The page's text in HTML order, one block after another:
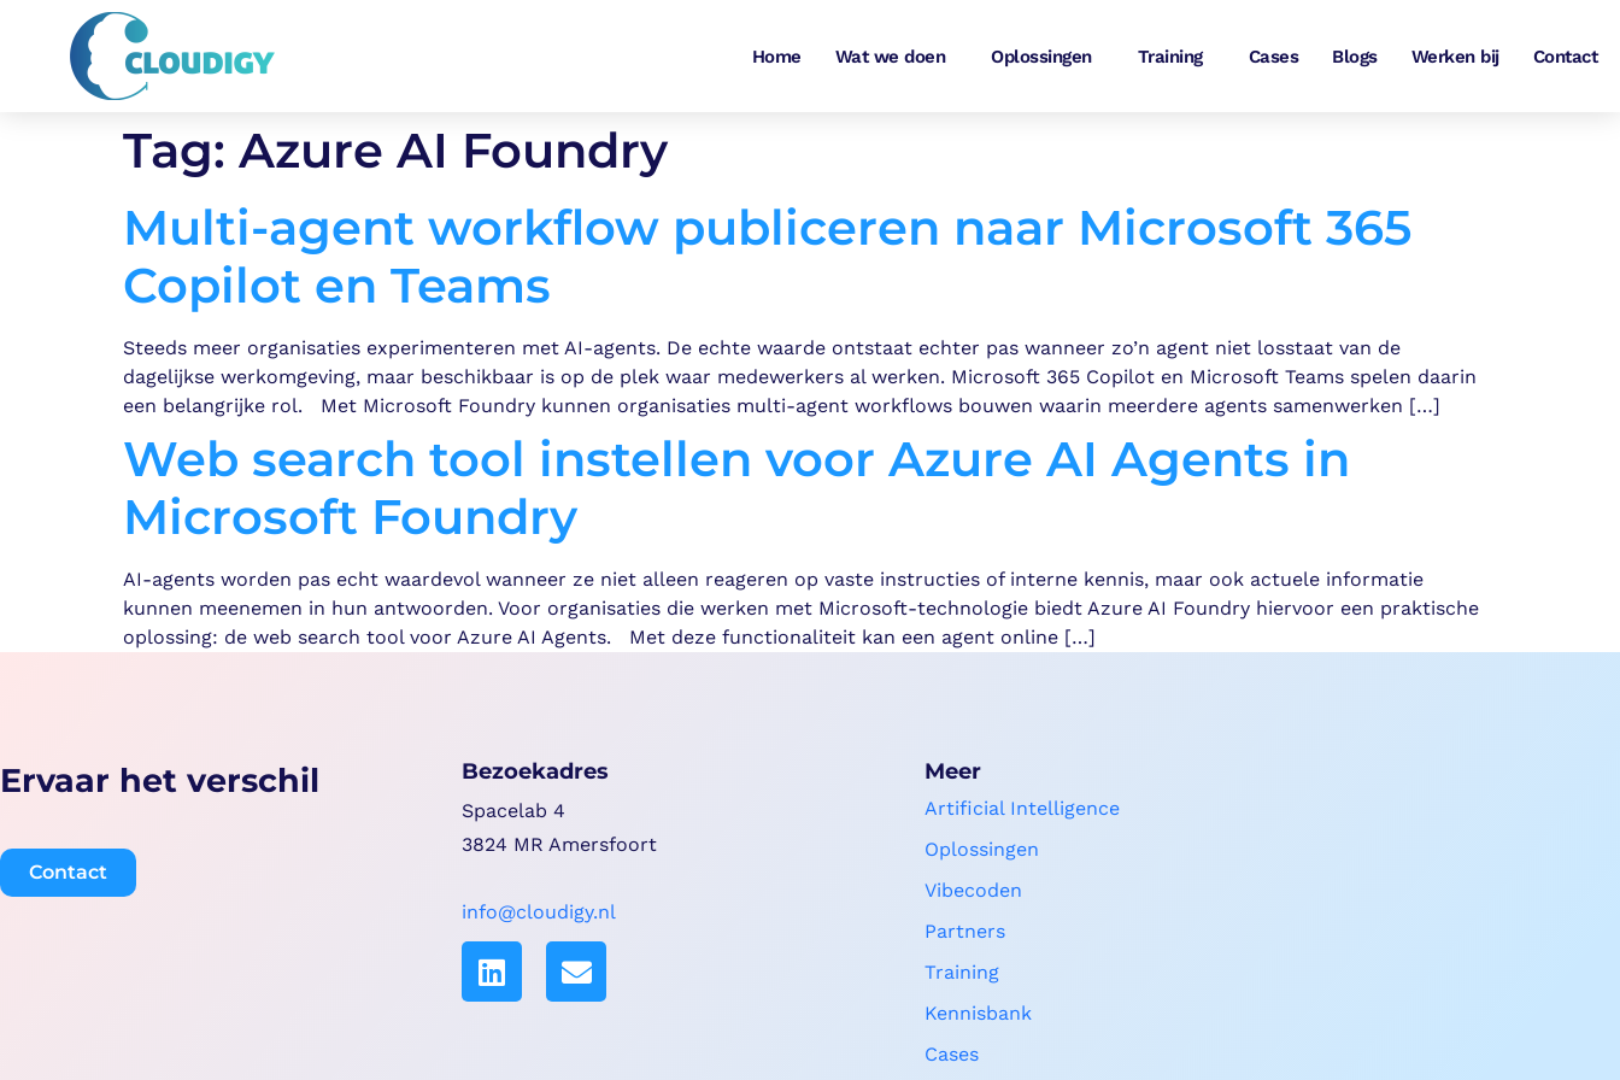
Home Wat we doen Oplossingen Training Cases Blogs Werken bij Contact
Tag: Azure AI Foundry
Multi-agent workflow publiceren naar Microsoft 365
Copilot en Teams
Steeds meer organisaties experimenteren met AI-agents. De echte waarde ontstaat echter pas wanneer zo’n agent niet losstaat van de
dagelijkse werkomgeving, maar beschikbaar is op de plek waar medewerkers al werken. Microsoft 365 Copilot en Microsoft Teams spelen daarin
een belangrijke rol. Met Microsoft Foundry kunnen organisaties multi-agent workflows bouwen waarin meerdere agents samenwerken […]
Web search tool instellen voor Azure AI Agents in
Microsoft Foundry
AI-agents worden pas echt waardevol wanneer ze niet alleen reageren op vaste instructies of interne kennis, maar ook actuele informatie
kunnen meenemen in hun antwoorden. Voor organisaties die werken met Microsoft-technologie biedt Azure AI Foundry hiervoor een praktische
oplossing: de web search tool voor Azure AI Agents. Met deze functionaliteit kan een agent online […]
Ervaar het verschil
Contact
Bezoekadres
Spacelab 4
3824 MR Amersfoort
info@cloudigy.nl
Meer
Artificial Intelligence
Oplossingen
Vibecoden
Partners
Training
Kennisbank
Cases